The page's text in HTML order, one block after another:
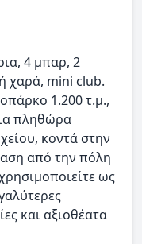
4 μπαρ, 2
χαρά, mini club.
1.200 τ.μ.,
πληθώρα
κοντά στην
από την πόλη
ως
και αξιοθέατα